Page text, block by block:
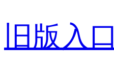
旧版入口